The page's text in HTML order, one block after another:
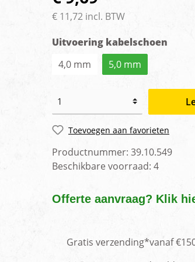
€ 11,72 incl. BTW
Uitvoering kabelschoen
4,0 mm
5,0 mm
Toevoegen aan favorieten
Productnummer: 39.10.549
Beschikbare voorraad: 4
Offerte aanvraag? Klik
Gratis verzending*vanaf